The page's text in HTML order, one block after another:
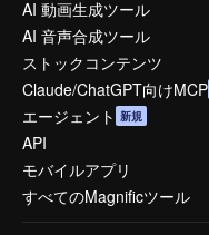
AI 動画生成ツール
AI 音声合成ツール
ストックコンテンツ
Claude/ChatGPT向けMCP
エージェント 新規
API
モバイルアプリ
すべてのMagnificツール